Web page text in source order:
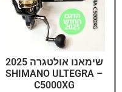
שימאנו אולטגרה 2025
– SHIMANO ULTEGRA
C5000XG